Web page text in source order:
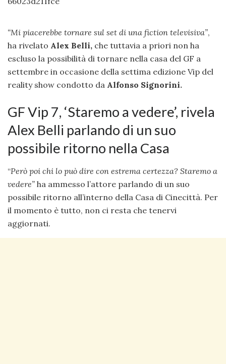
“Mi piacerebbe tornare sul set di una fiction televisiva”,
ha rivelato Alex Belli, che tuttavia a priori non ha
escluso la possibilità di tornare nella casa del GF a
settembre in occasione della settima edizione Vip del
reality show condotto da Alfonso Signorini.
GF Vip 7, ‘Staremo a vedere’, rivela
Alex Belli parlando di un suo
possibile ritorno nella Casa
“Però poi chi lo può dire con estrema certezza? Staremo a
vedere” ha ammesso l’attore parlando di un suo
possibile ritorno all’interno della Casa di Cinecittà. Per
il momento è tutto, non ci resta che tenervi
aggiornati.